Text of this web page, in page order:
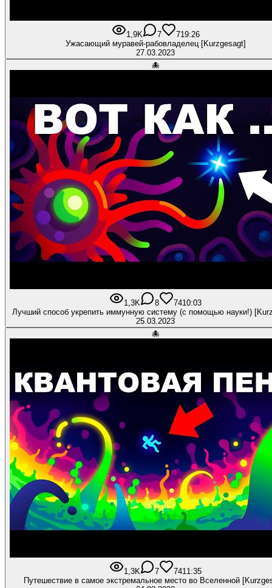
1,9K 7 719:26
Ужасающий муравей-рабовладелец [Kurzgesagt]
27.03.2023
🐙
1,3K 8 7410:03
Лучший способ укрепить иммунную систему (с помощью науки!)
25.03.2023
🐙
1,3K 7 7411:35
Путешествие в самое экстремальное место во Вселенной